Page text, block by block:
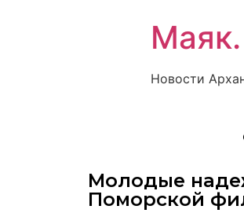
Новости
Молодые
Поморской